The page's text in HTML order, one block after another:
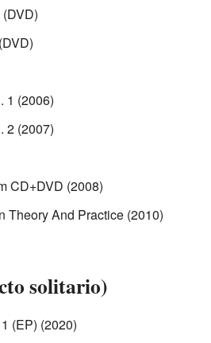
1 (2006)
2 (2007)
CD+DVD (2008)
Theory And Practice (2010)
solitario)
(EP) (2020)